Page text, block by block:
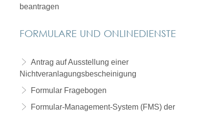
beantragen
FORMULARE UND ONLINEDIENSTE
Antrag auf Ausstellung einer
Nichtveranlagungsbescheinigung
Formular Fragebogen
Formular-Management-System (FMS) der